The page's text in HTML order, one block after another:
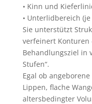
• Kinn und
• Unterlidbereich
Sie unterstützt
verfeinert Konturen
Behandlungsziel in
Stufen“.
Egal ob
Lippen, flache
altersbedingter